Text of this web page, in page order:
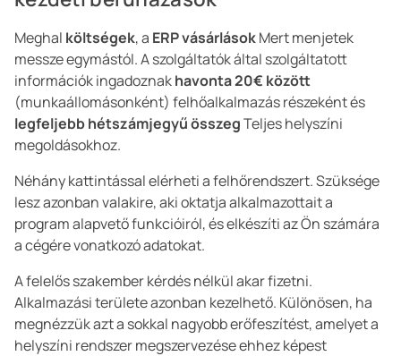
Meghal költségek, a ERP vásárlásokMert menjetek
messze egymástól. A szolgáltatók által szolgáltatott
információk ingadoznakhavonta 20€ között
(munkaállomásonként) felhőalkalmazás részeként és
legfeljebb hétszámjegyű összegTeljes helyszíni
megoldásokhoz.
Néhány kattintással elérheti a felhőrendszert. Szüksége
lesz azonban valakire, aki oktatja alkalmazottait a
program alapvető funkcióiról, és elkészíti az Ön számára
a cégére vonatkozó adatokat.
A felelős szakember kérdés nélkül akar fizetni.
Alkalmazási területe azonban kezelhető. Különösen, ha
megnézzük azt a sokkal nagyobb erőfeszítést, amelyet a
helyszíni rendszer megszervezése ehhez képest